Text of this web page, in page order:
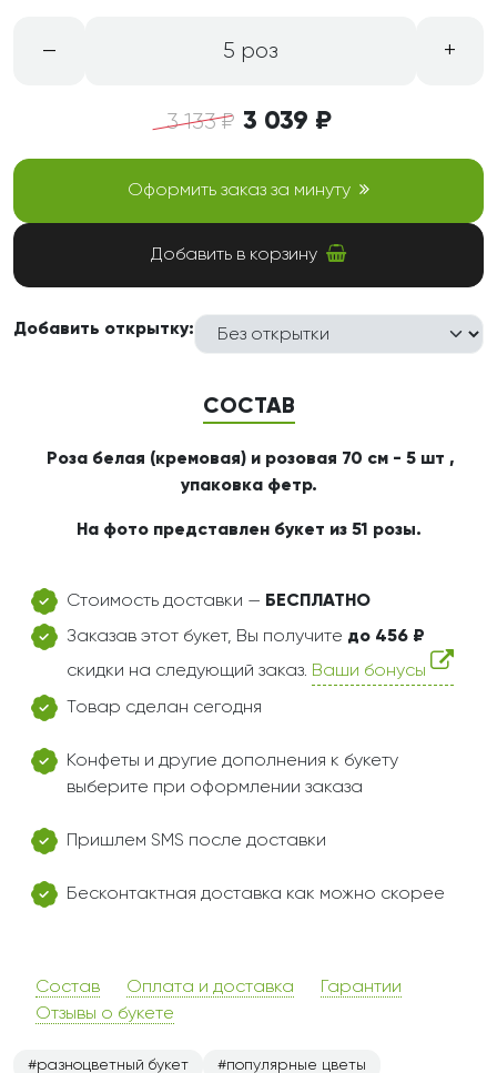
– 5 роз +
3 133 ₽ 3 039 ₽
Оформить заказ за минуту
Добавить в корзину
Добавить открытку:
СОСТАВ
Роза белая (кремовая) и розовая 70 см - 5 шт ,
упаковка фетр.
На фото представлен букет из 51 розы.
Стоимость доставки — БЕСПЛАТНО
Заказав этот букет, Вы получите до 456 ₽
скидки на следующий заказ. Ваши бонусы
Товар сделан сегодня
Конфеты и другие дополнения к букету
выберите при оформлении заказа
Пришлем SMS после доставки
Бесконтактная доставка как можно скорее
Состав Оплата и доставка
Гарантии
Отзывы о букете
разноцветный букет популярные цветы